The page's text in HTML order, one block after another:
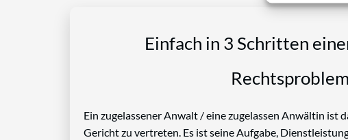
Einfach in 3 Schritten
Ein zugelassener Anwalt / eine zugelassen Anwältin ist
Gericht zu vertreten. Es ist seine Aufgabe,